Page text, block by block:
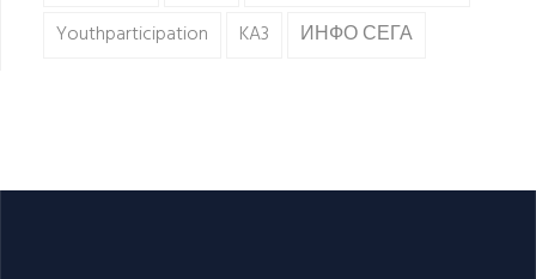
Youthparticipation
KA3 ИНФО СЕГА